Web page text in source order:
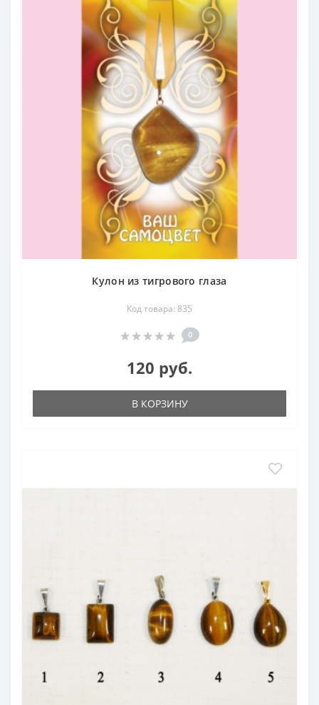
Кулон из тигрового глаза
Код товара: 835
0
120 руб.
В КОРЗИНУ